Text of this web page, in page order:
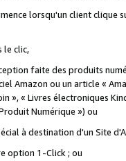
lorsqu'un client
le clic,
faite des produits
Amazon ou un article «
», « Livres électroniques
Numérique ») ou
à destination d'un Site
option 1-Click ; ou